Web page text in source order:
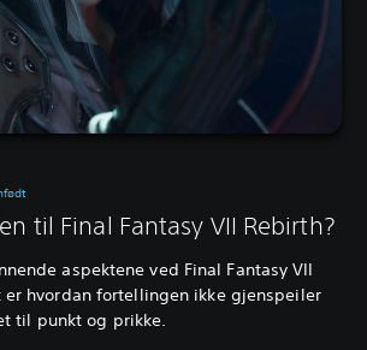
til Final Fantasy VII Rebirth?
aspektene ved Final Fantasy VII
hvordan fortellingen ikke gjenspeiler
til punkt og prikke.